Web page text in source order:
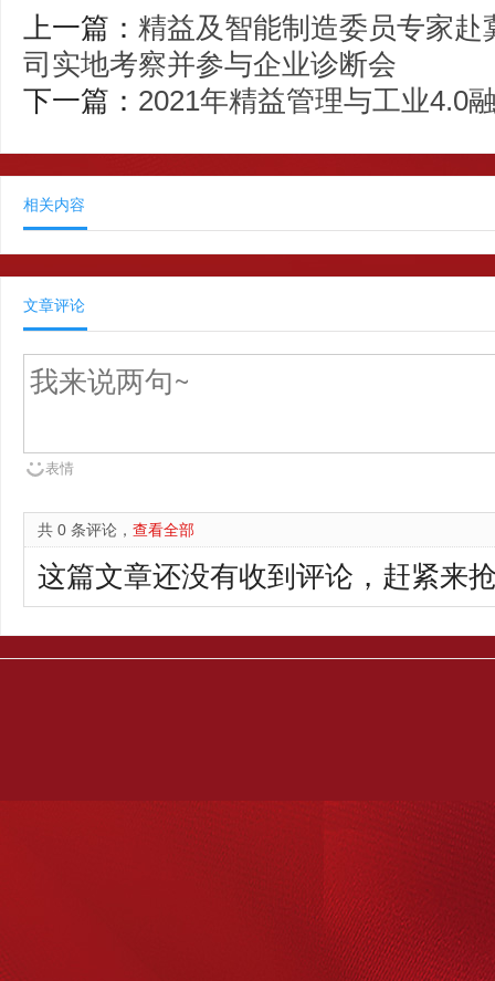
上一篇： 精益及智能制造委员专家
司实地考察并参与企业诊断会
下一篇： 2021年精益管理与工业4.0
相关内容
文章评论
表情
共 0 条评论， 查看全部
这篇文章还没有收到评论，赶紧来